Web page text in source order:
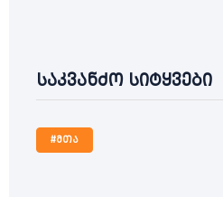
საკვანძო სიტყვები
#მთა